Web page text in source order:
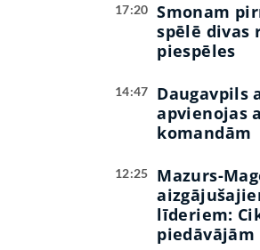
17:20
Smonam
spēlē divas
piespēles
14:47
Daugavpils
apvienojas
komandām
12:25
Mazurs-
līderiem:
piedāvājām